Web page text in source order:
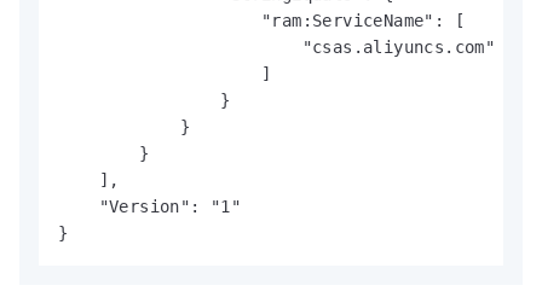
                    "ram:ServiceName": [
                        "csas.aliyuncs.com"
                    ]
                }
            }
        }
    ],
    "Version": "1"
}